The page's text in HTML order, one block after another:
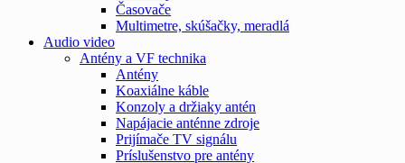
Časovače
Multimetre, skúšačky, meradlá
Audio video
Antény a VF technika
Antény
Koaxiálne káble
Konzoly a držiaky antén
Napájacie anténne zdroje
Prijímače TV signálu
Príslušenstvo pre antény